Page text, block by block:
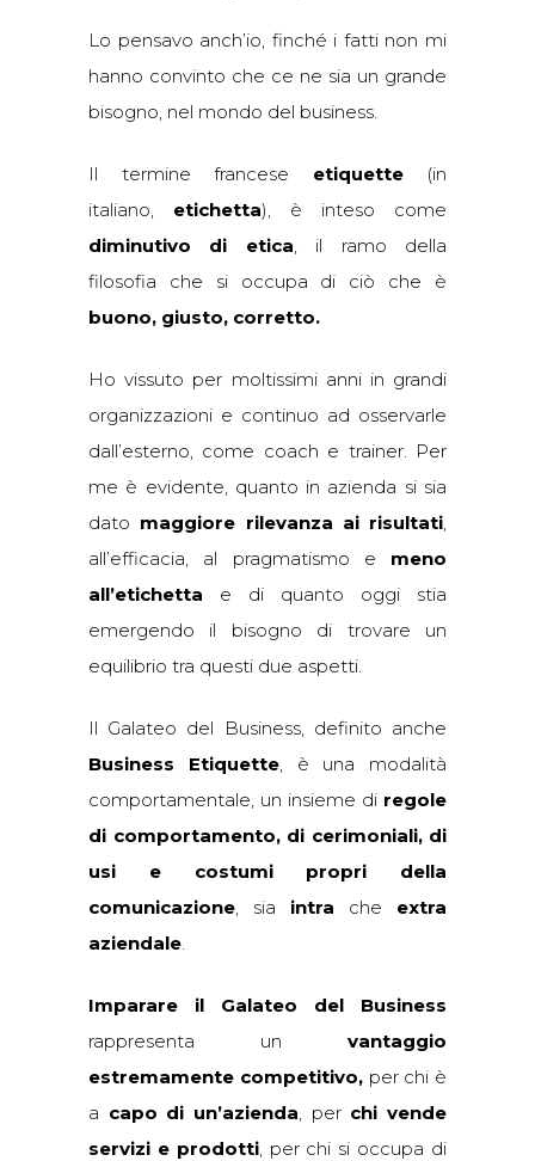
Lo pensavo anch’io, finché i fatti non mi
hanno convinto che ce ne sia un grande
bisogno, nel mondo del business.
Il termine francese etiquette
(in
italiano, etichetta), è inteso come
diminutivo di etica, il ramo della
filosofia che si occupa di ciò che è
buono, giusto, corretto.
Ho vissuto per moltissimi anni in grandi
organizzazioni e continuo ad osservarle
dall’esterno, come coach e trainer. Per
me è evidente, quanto in azienda si sia
dato maggiore rilevanza ai risultati,
all’efficacia, al pragmatismo e meno
all’etichetta e di quanto oggi stia
emergendo il bisogno di trovare un
equilibrio tra questi due aspetti.
Il Galateo del Business, definito anche
Business Etiquette, è una modalità
comportamentale, un insieme di regole
di comportamento, di cerimoniali, di
usi e costumi propri della
comunicazione, sia intra che extra
aziendale.
Imparare il Galateo del Business
rappresenta un vantaggio
estremamente competitivo, per chi è
a capo di un’azienda, per chi vende
servizi e prodotti, per chi si occupa di